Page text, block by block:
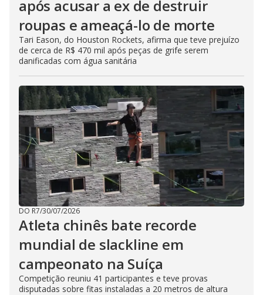
após acusar a ex de destruir
roupas e ameaçá-lo de morte
Tari Eason, do Houston Rockets, afirma que teve prejuízo
de cerca de R$ 470 mil após peças de grife serem
danificadas com água sanitária
DO R7/30/07/2026
Atleta chinês bate recorde
mundial de slackline em
campeonato na Suíça
Competição reuniu 41 participantes e teve provas
disputadas sobre fitas instaladas a 20 metros de altura